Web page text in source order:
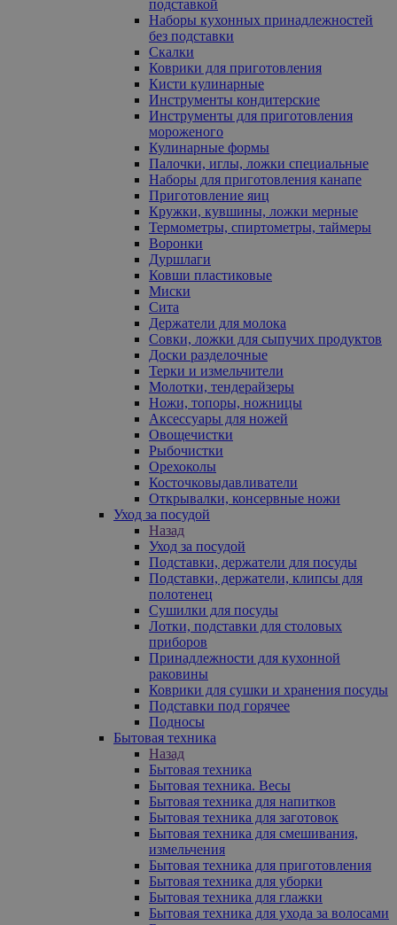
подставкой
Наборы кухонных принадлежностей
без подставки
Скалки
Коврики для приготовления
Кисти кулинарные
Инструменты кондитерские
Инструменты для приготовления
мороженого
Кулинарные формы
Палочки, иглы, ложки специальные
Наборы для приготовления канапе
Приготовление яиц
Кружки, кувшины, ложки мерные
Термометры, спиртометры, таймеры
Воронки
Дуршлаги
Ковши пластиковые
Миски
Сита
Держатели для молока
Совки, ложки для сыпучих продуктов
Доски разделочные
Терки и измельчители
Молотки, тендерайзеры
Ножи, топоры, ножницы
Аксессуары для ножей
Овощечистки
Рыбочистки
Орехоколы
Косточковыдавливатели
Открывалки, консервные ножи
Уход за посудой
Назад
Уход за посудой
Подставки, держатели для посуды
Подставки, держатели, клипсы для
полотенец
Сушилки для посуды
Лотки, подставки для столовых
приборов
Принадлежности для кухонной
раковины
Коврики для сушки и хранения посуды
Подставки под горячее
Подносы
Бытовая техника
Назад
Бытовая техника
Бытовая техника. Весы
Бытовая техника для напитков
Бытовая техника для заготовок
Бытовая техника для смешивания,
измельчения
Бытовая техника для приготовления
Бытовая техника для уборки
Бытовая техника для глажки
Бытовая техника для ухода за волосами